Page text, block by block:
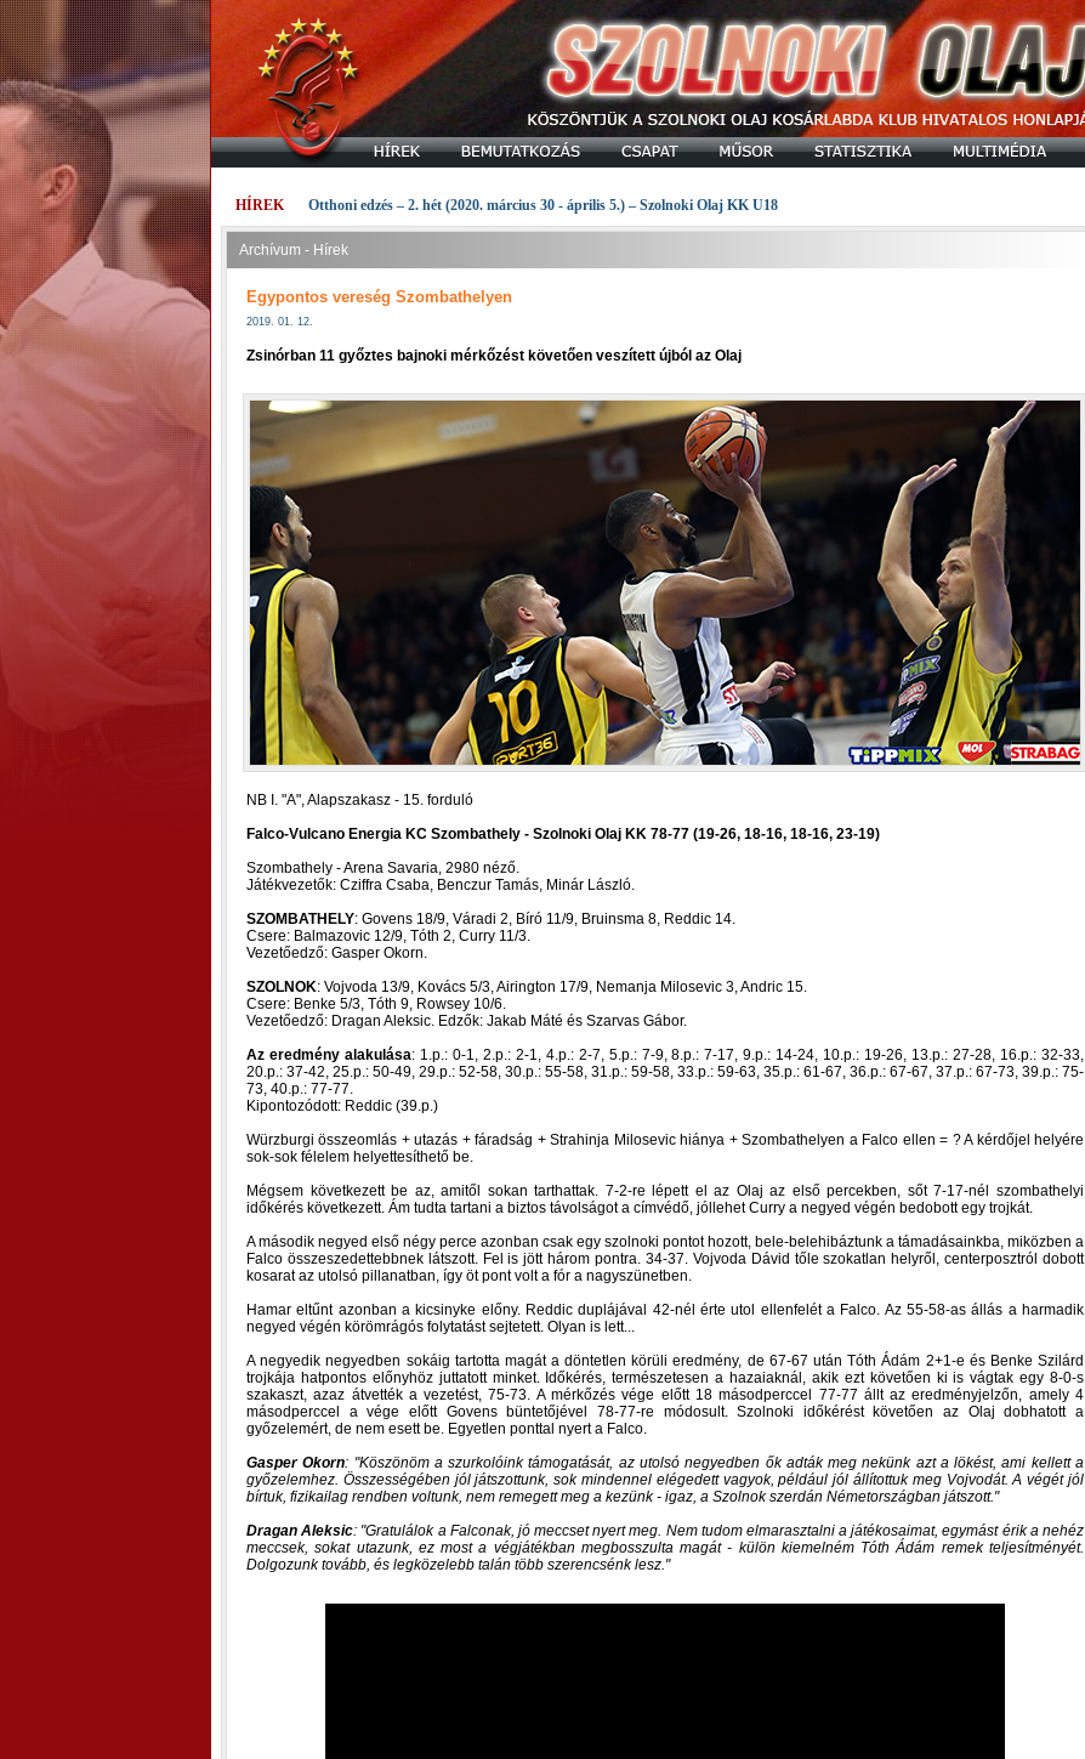
HÍREK Otthoni edzés – 2. hét (2020. március 30 - április 5.) – Szolnoki Olaj KK U18
Archívum - Hírek
Egypontos vereség Szombathelyen
2019. 01. 12.
Zsinórban 11 győztes bajnoki mérkőzést követően veszített újból az Olaj
NB I. "A", Alapszakasz - 15. forduló
Falco-Vulcano Energia KC Szombathely - Szolnoki Olaj KK 78-77 (19-26, 18-16, 18-16, 23-19)
Szombathely - Arena Savaria, 2980 néző.
Játékvezetők: Cziffra Csaba, Benczur Tamás, Minár László.
SZOMBATHELY: Govens 18/9, Váradi 2, Bíró 11/9, Bruinsma 8, Reddic 14.
Csere: Balmazovic 12/9, Tóth 2, Curry 11/3.
Vezetőedző: Gasper Okorn.
SZOLNOK: Vojvoda 13/9, Kovács 5/3, Airington 17/9, Nemanja Milosevic 3, Andric 15.
Csere: Benke 5/3, Tóth 9, Rowsey 10/6.
Vezetőedző: Dragan Aleksic. Edzők: Jakab Máté és Szarvas Gábor.
Az eredmény alakulása: 1.p.: 0-1, 2.p.: 2-1, 4.p.: 2-7, 5.p.: 7-9, 8.p.: 7-17, 9.p.: 14-24, 10.p.: 19-26, 13.p.: 27-28, 16.p.: 32-33,
20.p.: 37-42, 25.p.: 50-49, 29.p.: 52-58, 30.p.: 55-58, 31.p.: 59-58, 33.p.: 59-63, 35.p.: 61-67, 36.p.: 67-67, 37.p.: 67-73, 39.p.: 75-
73, 40.p.: 77-77.
Kipontozódott: Reddic (39.p.)
Würzburgi összeomlás + utazás + fáradság + Strahinja Milosevic hiánya + Szombathelyen a Falco ellen = ? A kérdőjel helyére
sok-sok félelem helyettesíthető be.
Mégsem következett be az, amitől sokan tarthattak. 7-2-re lépett el az Olaj az első percekben, sőt 7-17-nél szombathelyi
időkérés következett. Ám tudta tartani a biztos távolságot a címvédő, jóllehet Curry a negyed végén bedobott egy trojkát.
A második negyed első négy perce azonban csak egy szolnoki pontot hozott, bele-belehibáztunk a támadásainkba, miközben a
Falco összeszedettebbnek látszott. Fel is jött három pontra. 34-37. Vojvoda Dávid tőle szokatlan helyről, centerposztról dobott
kosarat az utolsó pillanatban, így öt pont volt a fór a nagyszünetben.
Hamar eltűnt azonban a kicsinyke előny. Reddic duplájával 42-nél érte utol ellenfelét a Falco. Az 55-58-as állás a harmadik
negyed végén körömrágós folytatást sejtetett. Olyan is lett...
A negyedik negyedben sokáig tartotta magát a döntetlen körüli eredmény, de 67-67 után Tóth Ádám 2+1-e és Benke Szilárd
trojkája hatpontos előnyhöz juttatott minket. Időkérés, természetesen a hazaiaknál, akik ezt követően ki is vágtak egy 8-0-s
szakaszt, azaz átvették a vezetést, 75-73. A mérkőzés vége előtt 18 másodperccel 77-77 állt az eredményjelzőn, amely 4
másodperccel a vége előtt Govens büntetőjével 78-77-re módosult. Szolnoki időkérést követően az Olaj dobhatott a
győzelemért, de nem esett be. Egyetlen ponttal nyert a Falco.
Gasper Okorn:
Köszönöm a szurkolóink támogatását, az utolsó negyedben ők adták meg nekünk azt a lökést, ami kellett a
győzelemhez. Összességében jól játszottunk, sok mindennel elégedett vagyok, például jól állítottuk meg Vojvodát. A végét jól
bírtuk, fizikailag rendben voltunk, nem remegett meg a kezünk - igaz, a Szolnok szerdán Németországban játszott.
Dragan Aleksic: Gratulálok a Falconak, jó meccset nyert meg. Nem tudom elmarasztalni a játékosaimat, egymást érik a nehéz
meccsek, sokat utazunk, ez most a végjátékban megbosszulta magát - külön kiemelném Tóth Ádám remek teljesítményét.
Dolgozunk tovább, és legközelebb talán több szerencsénk lesz.